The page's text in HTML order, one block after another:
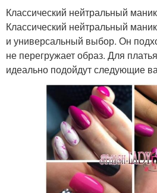
Классический нейтральный
Классический нейтральный
и универсальный выбор. Он
не перегружает образ. Для
идеально подойдут следующие